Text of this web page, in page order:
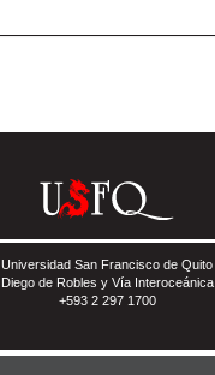
Universidad San Francisco de Quito
Diego de Robles y Vía Interoceánica
+593 2 297 1700